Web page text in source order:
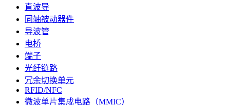
直波导
同轴被动器件
导波管
电桥
端子
光纤链路
冗余切换单元
RFID/NFC
微波单片集成电路（MMIC）